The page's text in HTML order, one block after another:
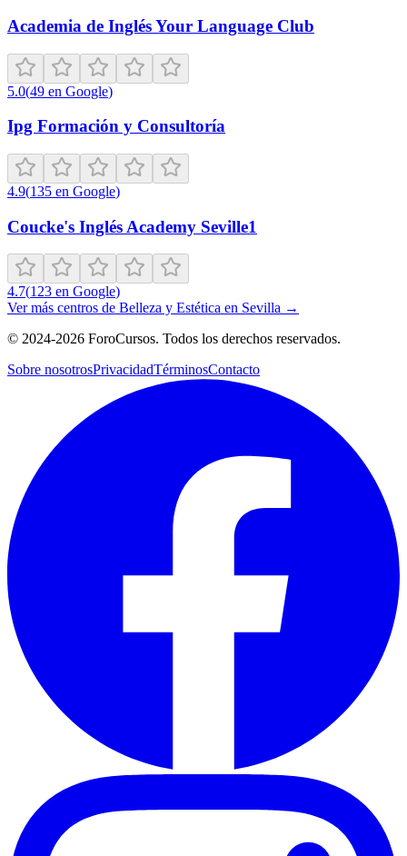
Academia de Inglés Your Language Club
5.0(49 en Google)
Ipg Formación y Consultoría
4.9(135 en Google)
Coucke's Inglés Academy Seville1
4.7(123 en Google)
Ver más centros de Belleza y Estética en Sevilla →
© 2024-2026 ForoCursos. Todos los derechos reservados.
Sobre nosotrosPrivacidadTérminosContacto